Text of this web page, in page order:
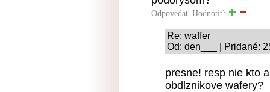
Odpovedať Hodnotiť:
Re: waffer
Od: den___ | Pridané:
presne! resp nie kto
obdlznikove wafery?